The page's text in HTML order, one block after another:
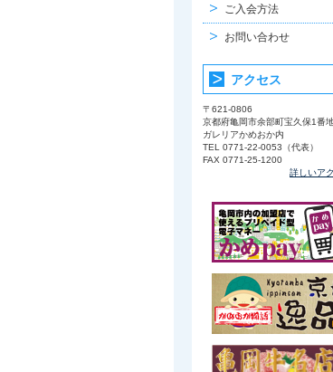
ご入会方法
お問い合わせ
アクセス
〒621-0806
京都府亀岡市余部町宝久保1番
ガレリアかめおか内
TEL 0771-22-0053（代表）
FAX 0771-25-1200
詳しいア